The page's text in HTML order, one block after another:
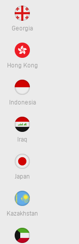
Georgia
Hong Kong
Indonesia
Iraq
Japan
Kazakhstan